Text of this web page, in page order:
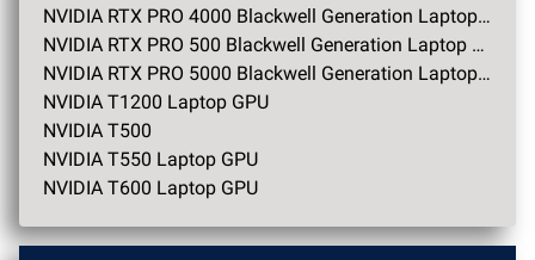
NVIDIA RTX PRO 4000 Blackwell Generation Laptop GPU
NVIDIA RTX PRO 500 Blackwell Generation Laptop GPU
NVIDIA RTX PRO 5000 Blackwell Generation Laptop GPU
NVIDIA T1200 Laptop GPU
NVIDIA T500
NVIDIA T550 Laptop GPU
NVIDIA T600 Laptop GPU